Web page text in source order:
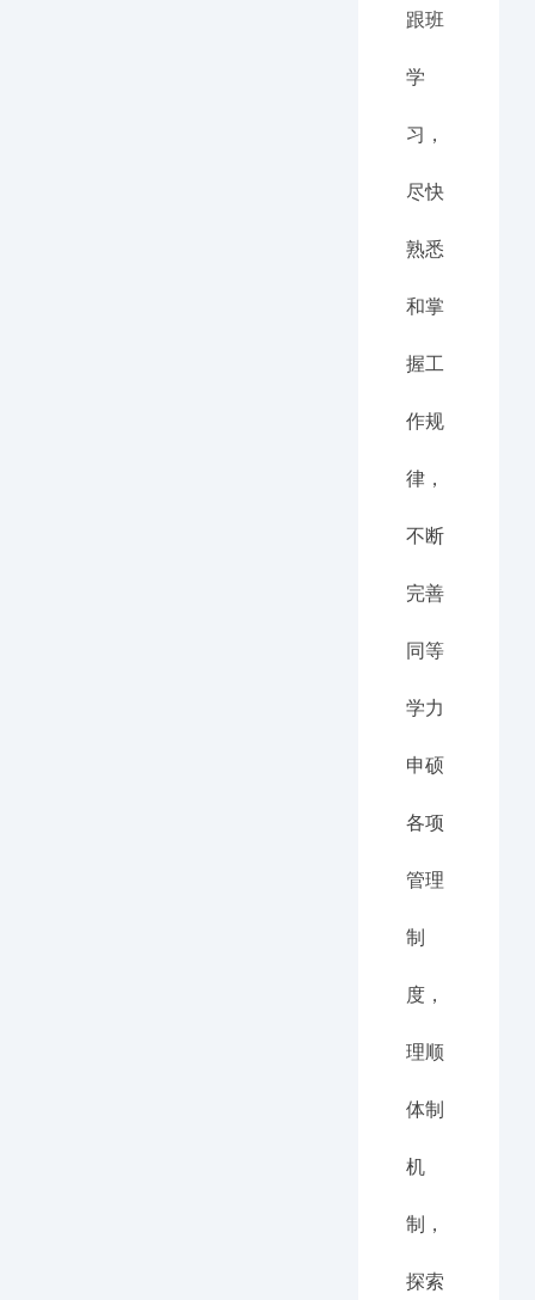
跟班
学
习，
尽快
熟悉
和掌
握工
作规
律，
不断
完善
同等
学力
申硕
各项
管理
制
度，
理顺
体制
机
制，
探索